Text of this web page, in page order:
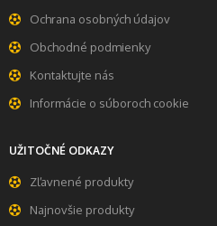
Ochrana osobných údajov
Obchodné podmienky
Kontaktujte nás
Informácie o súboroch cookie
UŽITOČNÉ ODKAZY
Zľavnené produkty
Najnovšie produkty